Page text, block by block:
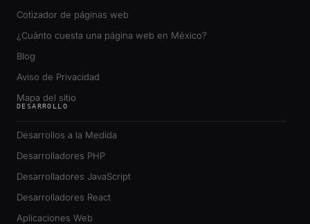
Cotizador de páginas web
¿Cuánto cuesta una página web en México?
Blog
Aviso de Privacidad
Mapa del sitio
DESARROLLO
Desarrollos a la Medida
Desarrolladores PHP
Desarrolladores JavaScript
Desarrolladores React
Aplicaciones Web